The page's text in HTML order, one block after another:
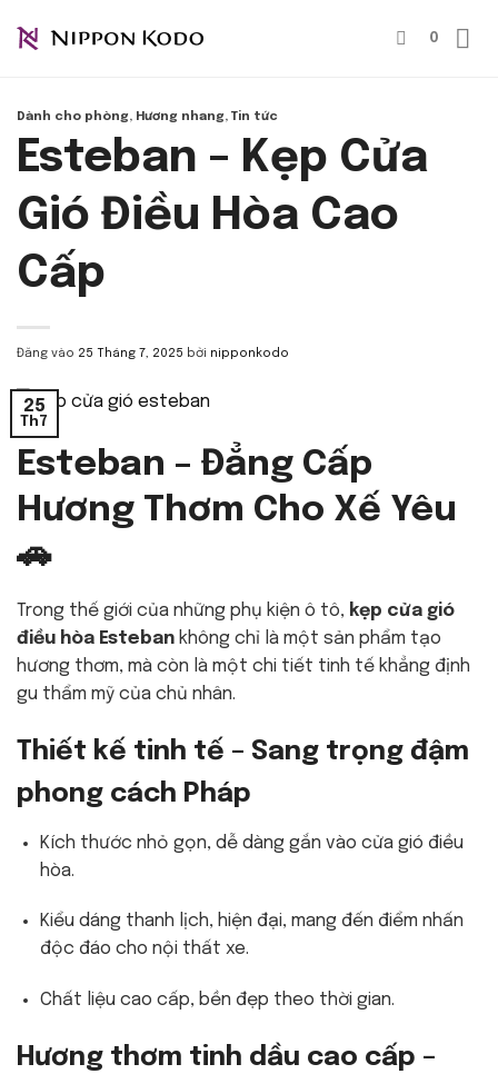
qua
0
Dành cho phòng, Hương nhang, Tin tức
Esteban – Kẹp Cửa
Gió Điều Hòa Cao
Cấp
Đăng vào 25 Tháng 7, 2025 bởi nipponkodo
25
Th7
Esteban – Đẳng Cấp
Hương Thơm Cho Xế Yêu
🚗
Trong thế giới của những phụ kiện ô tô, kẹp cửa gió
điều hòa Esteban không chỉ là một sản phẩm tạo
hương thơm, mà còn là một chi tiết tinh tế khẳng định
gu thẩm mỹ của chủ nhân.
Thiết kế tinh tế – Sang trọng đậm
phong cách Pháp
Kích thước nhỏ gọn, dễ dàng gắn vào cửa gió điều
hòa.
Kiểu dáng thanh lịch, hiện đại, mang đến điểm nhấn
độc đáo cho nội thất xe.
Chất liệu cao cấp, bền đẹp theo thời gian.
Hương thơm tinh dầu cao cấp –